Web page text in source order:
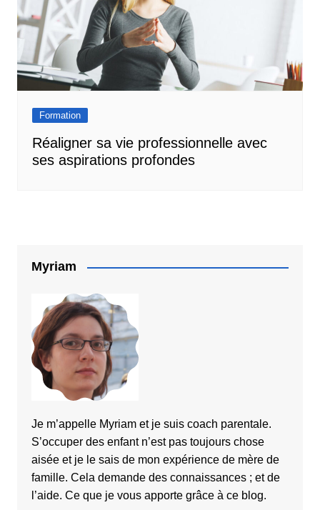
Formation
Réaligner sa vie professionnelle avec
ses aspirations profondes
Myriam
Je m’appelle Myriam et je suis coach parentale.
S’occuper des enfant n’est pas toujours chose
aisée et je le sais de mon expérience de mère de
famille. Cela demande des connaissances ; et de
l’aide. Ce que je vous apporte grâce à ce blog.